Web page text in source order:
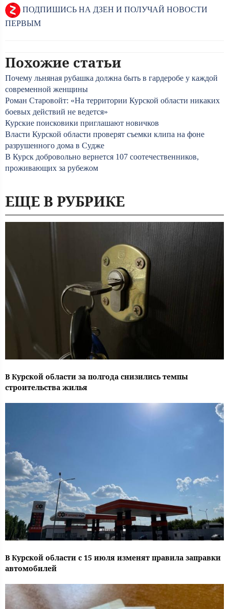
ПОДПИШИСЬ НА ДЗЕН И ПОЛУЧАЙ НОВОСТИ
ПЕРВЫМ
Похожие статьи
Почему льняная рубашка должна быть в гардеробе у каждой
современной женщины
Роман Старовойт: «На территории Курской области никаких
боевых действий не ведется»
Курские поисковики приглашают новичков
Власти Курской области проверят съемки клипа на фоне
разрушенного дома в Судже
В Курск добровольно вернется 107 соотечественников,
проживающих за рубежом
ЕЩЕ В РУБРИКЕ
В Курской области за полгода снизились темпы
строительства жилья
В Курской области с 15 июля изменят правила заправки
автомобилей